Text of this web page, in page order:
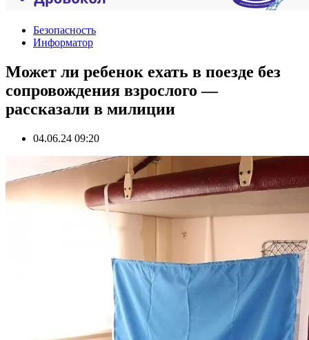
Безопасность
Информатор
Может ли ребенок ехать в поезде без
сопровождения взрослого —
рассказали в милиции
04.06.24 09:20